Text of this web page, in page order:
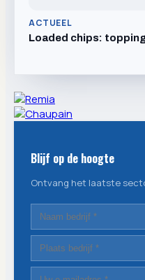
ACTUEEL
Loaded chips:
Blijf op de hoogte
Ontvang het laatste